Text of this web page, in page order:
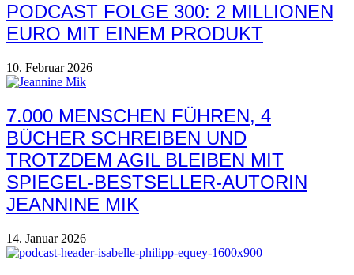
PODCAST FOLGE 300: 2 MILLIONEN
EURO MIT EINEM PRODUKT
10. Februar 2026
7.000 MENSCHEN FÜHREN, 4
BÜCHER SCHREIBEN UND
TROTZDEM AGIL BLEIBEN MIT
SPIEGEL-BESTSELLER-AUTORIN
JEANNINE MIK
14. Januar 2026